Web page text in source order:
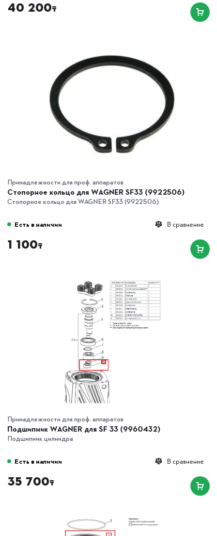
40 200₸
Принадлежности для проф. аппаратов
Стопорное кольцо для WAGNER SF33 (9922506)
Стопорное кольцо для WAGNER SF33 (9922506)
В сравнение
Есть в наличии
1 100₸
Принадлежности для проф. аппаратов
Подшипник WAGNER для SF 33 (9960432)
Подшипник цилиндра
В сравнение
Есть в наличии
35 700₸